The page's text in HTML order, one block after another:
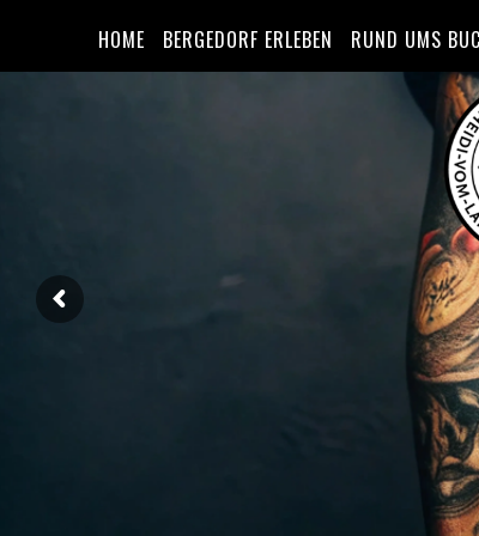
HOME BERGEDORF ERLEBEN RUND UMS